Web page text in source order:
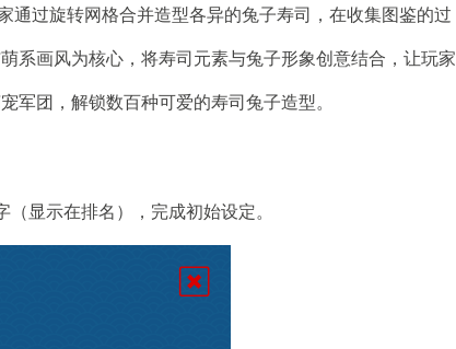
通过旋转网格合并造型各异的兔子寿司，在收集图鉴的过
系画风为核心，将寿司元素与兔子形象创意结合，让玩家
军团，解锁数百种可爱的寿司兔子造型。
显示在排名），完成初始设定。